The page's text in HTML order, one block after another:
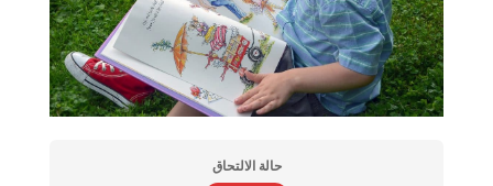
حالة الالتحاق